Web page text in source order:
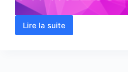
Lire la suite
Optique